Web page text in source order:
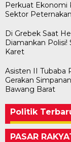
Perkuat Ekonomi
Sektor
Di Grebek Saat
Diamankan
Karet
Asisten II Tubaba
Gerakan
Bawang Barat
Politik
Bawaslu
Di KABAR AKTUAL,
Usai Musda,
Di POLITIK | 11 Mei
M. Aris
Di POLITIK | 1 Mei
Herman HN
Di POLITIK | 29
Bupati
Di POLITIK | 28
PASAR